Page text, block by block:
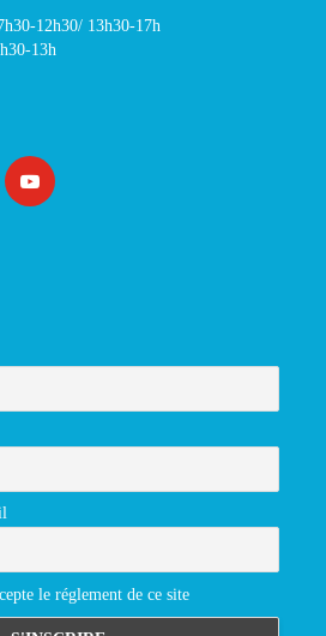
12h30/ 13h30-17h
13h
le réglement de ce site